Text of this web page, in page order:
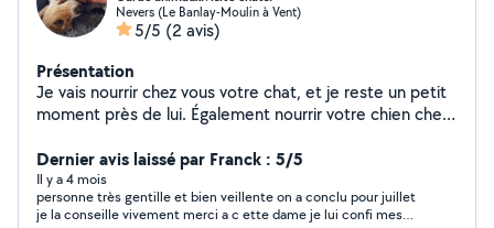
Nevers (Le Banlay-Moulin à Vent)
5/5 (2 avis)
Présentation
Je vais nourrir chez vous votre chat, et je reste un petit
moment près de lui. Également nourrir votre chien chez
chien chez moi s'il est ok avec les chats
Dernier avis laissé par Franck : 5/5
Il y a 4 mois
personne très gentille et bien veillente on a conclu pour juillet
je la conseille vivement merci a c ette dame je lui confi mes